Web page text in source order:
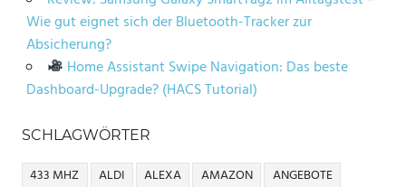
Wie gut eignet sich der Bluetooth-Tracker zur
Absicherung?
Home Assistant Swipe Navigation: Das beste
Dashboard-Upgrade? (HACS Tutorial)
SCHLAGWÖRTER
433 MHZ ALDI ALEXA AMAZON
ANGEBOTE